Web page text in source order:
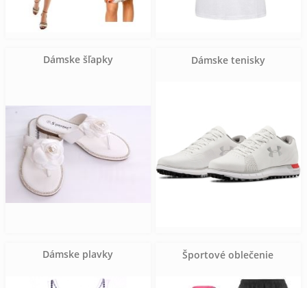
Dámske šľapky Dámske tenisky
Dámske plavky Športové oblečenie